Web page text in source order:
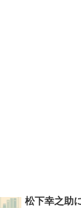
松下幸之助